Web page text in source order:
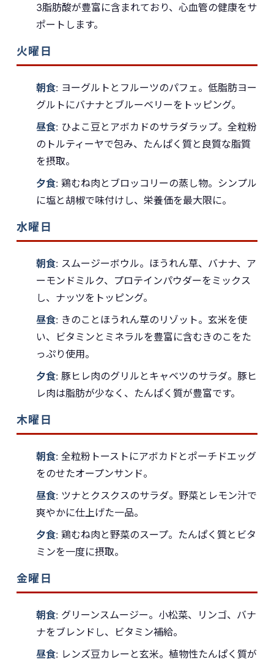
3脂肪酸が豊富に含まれており、心血管の健康をサ
ポートします。
火曜日
朝食: ヨーグルトとフルーツのパフェ。低脂肪ヨー
グルトにバナナとブルーベリーをトッピング。
昼食: ひよこ豆とアボカドのサラダラップ。全粒粉
のトルティーヤで包み、たんぱく質と良質な脂質
を摂取。
夕食: 鶏むね肉とブロッコリーの蒸し物。シンプル
に塩と胡椒で味付けし、栄養価を最大限に。
水曜日
朝食: スムージーボウル。ほうれん草、バナナ、ア
ーモンドミルク、プロテインパウダーをミックス
し、ナッツをトッピング。
昼食: きのことほうれん草のリゾット。玄米を使
い、ビタミンとミネラルを豊富に含むきのこをた
っぷり使用。
夕食: 豚ヒレ肉のグリルとキャベツのサラダ。豚ヒ
レ肉は脂肪が少なく、たんぱく質が豊富です。
木曜日
朝食: 全粒粉トーストにアボカドとポーチドエッグ
をのせたオープンサンド。
昼食: ツナとクスクスのサラダ。野菜とレモン汁で
爽やかに仕上げた一品。
夕食: 鶏むね肉と野菜のスープ。たんぱく質とビタ
ミンを一度に摂取。
金曜日
朝食: グリーンスムージー。小松菜、リンゴ、バナ
ナをブレンドし、ビタミン補給。
昼食: レンズ豆カレーと玄米。植物性たんぱく質が